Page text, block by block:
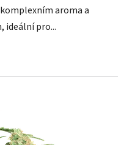
aroma a
ideální pro...